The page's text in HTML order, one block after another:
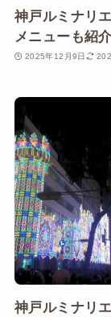
神戸ルミナリ
メニューも紹介
2025年12月9日
神戸ルミナリ